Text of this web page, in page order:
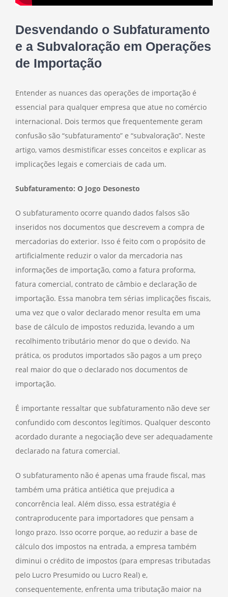
Desvendando o Subfaturamento
e a Subvaloração em Operações
de Importação
Entender as nuances das operações de importação é
essencial para qualquer empresa que atue no comércio
internacional. Dois termos que frequentemente geram
confusão são “subfaturamento” e “subvaloração”. Neste
artigo, vamos desmistificar esses conceitos e explicar as
implicações legais e comerciais de cada um.
Subfaturamento: O Jogo Desonesto
O subfaturamento ocorre quando dados falsos são
inseridos nos documentos que descrevem a compra de
mercadorias do exterior. Isso é feito com o propósito de
artificialmente reduzir o valor da mercadoria nas
informações de importação, como a fatura proforma,
fatura comercial, contrato de câmbio e declaração de
importação. Essa manobra tem sérias implicações fiscais,
uma vez que o valor declarado menor resulta em uma
base de cálculo de impostos reduzida, levando a um
recolhimento tributário menor do que o devido. Na
prática, os produtos importados são pagos a um preço
real maior do que o declarado nos documentos de
importação.
É importante ressaltar que subfaturamento não deve ser
confundido com descontos legítimos. Qualquer desconto
acordado durante a negociação deve ser adequadamente
declarado na fatura comercial.
O subfaturamento não é apenas uma fraude fiscal, mas
também uma prática antiética que prejudica a
concorrência leal. Além disso, essa estratégia é
contraproducente para importadores que pensam a
longo prazo. Isso ocorre porque, ao reduzir a base de
cálculo dos impostos na entrada, a empresa também
diminui o crédito de impostos (para empresas tributadas
pelo Lucro Presumido ou Lucro Real) e,
consequentemente, enfrenta uma tributação maior na